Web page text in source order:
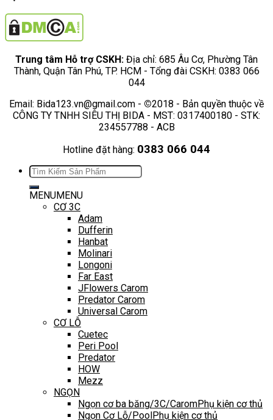
Trung tâm Hỗ trợ CSKH: Địa chỉ: 685 Âu Cơ, Phường Tân
Thành, Quận Tân Phú, TP. HCM - Tổng đài CSKH: 0383 066
044
Email: Bida123.vn@gmail.com - ©2018 - Bản quyền thuộc về
CÔNG TY TNHH SIÊU THỊ BIDA - MST: 0317400180 - STK:
234557788 - ACB
Hotline đặt hàng: 0383 066 044
Tìm
kiếm:
MENUMENU
CƠ 3C
Adam
Dufferin
Hanbat
Molinari
Longoni
Far East
JFlowers Carom
Predator Carom
Universal Carom
CƠ LỖ
Cuetec
Peri Pool
Predator
HOW
Mezz
NGỌN
Ngọn cơ ba băng/3C/CaromPhụ kiện cơ thủ
Ngọn Cơ Lỗ/PoolPhụ kiện cơ thủ